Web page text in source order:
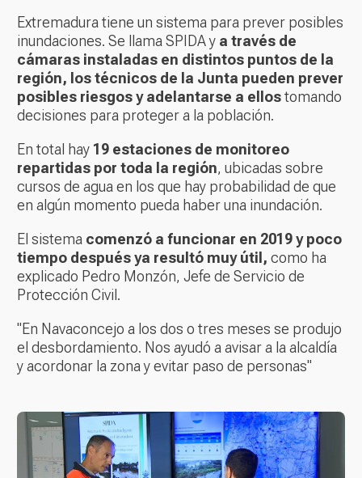
Extremadura tiene un sistema para prever posibles
inundaciones. Se llama SPIDA y a través de
cámaras instaladas en distintos puntos de la
región, los técnicos de la Junta pueden prever
posibles riesgos y adelantarse a ellostomando
decisiones para proteger a la población.
En total hay 19 estaciones de monitoreo
repartidas por toda la región, ubicadas sobre
cursos de agua en los que hay probabilidad de que
en algún momento pueda haber una inundación.
El sistema comenzó a funcionar en 2019 y poco
tiempo después ya resultó muy útil, como ha
explicado Pedro Monzón, Jefe de Servicio de
Protección Civil.
"En Navaconcejo a los dos o tres meses se produjo
el desbordamiento. Nos ayudó a avisar a la alcaldía
y acordonar la zona y evitar paso de personas"